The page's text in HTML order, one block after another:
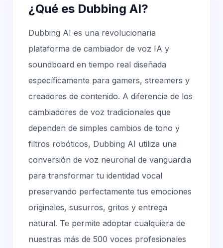
¿Qué es Dubbing AI?
Dubbing AI es una revolucionaria
plataforma de cambiador de voz IA y
soundboard en tiempo real diseñada
específicamente para gamers, streamers y
creadores de contenido. A diferencia de los
cambiadores de voz tradicionales que
dependen de simples cambios de tono y
filtros robóticos, Dubbing AI utiliza una
conversión de voz neuronal de vanguardia
para transformar tu identidad vocal
preservando perfectamente tus emociones
originales, susurros, gritos y entrega
natural. Te permite adoptar cualquiera de
nuestras más de 500 voces profesionales